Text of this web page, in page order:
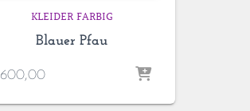
KLEIDER FARBIG
Blauer Pfau
600,00